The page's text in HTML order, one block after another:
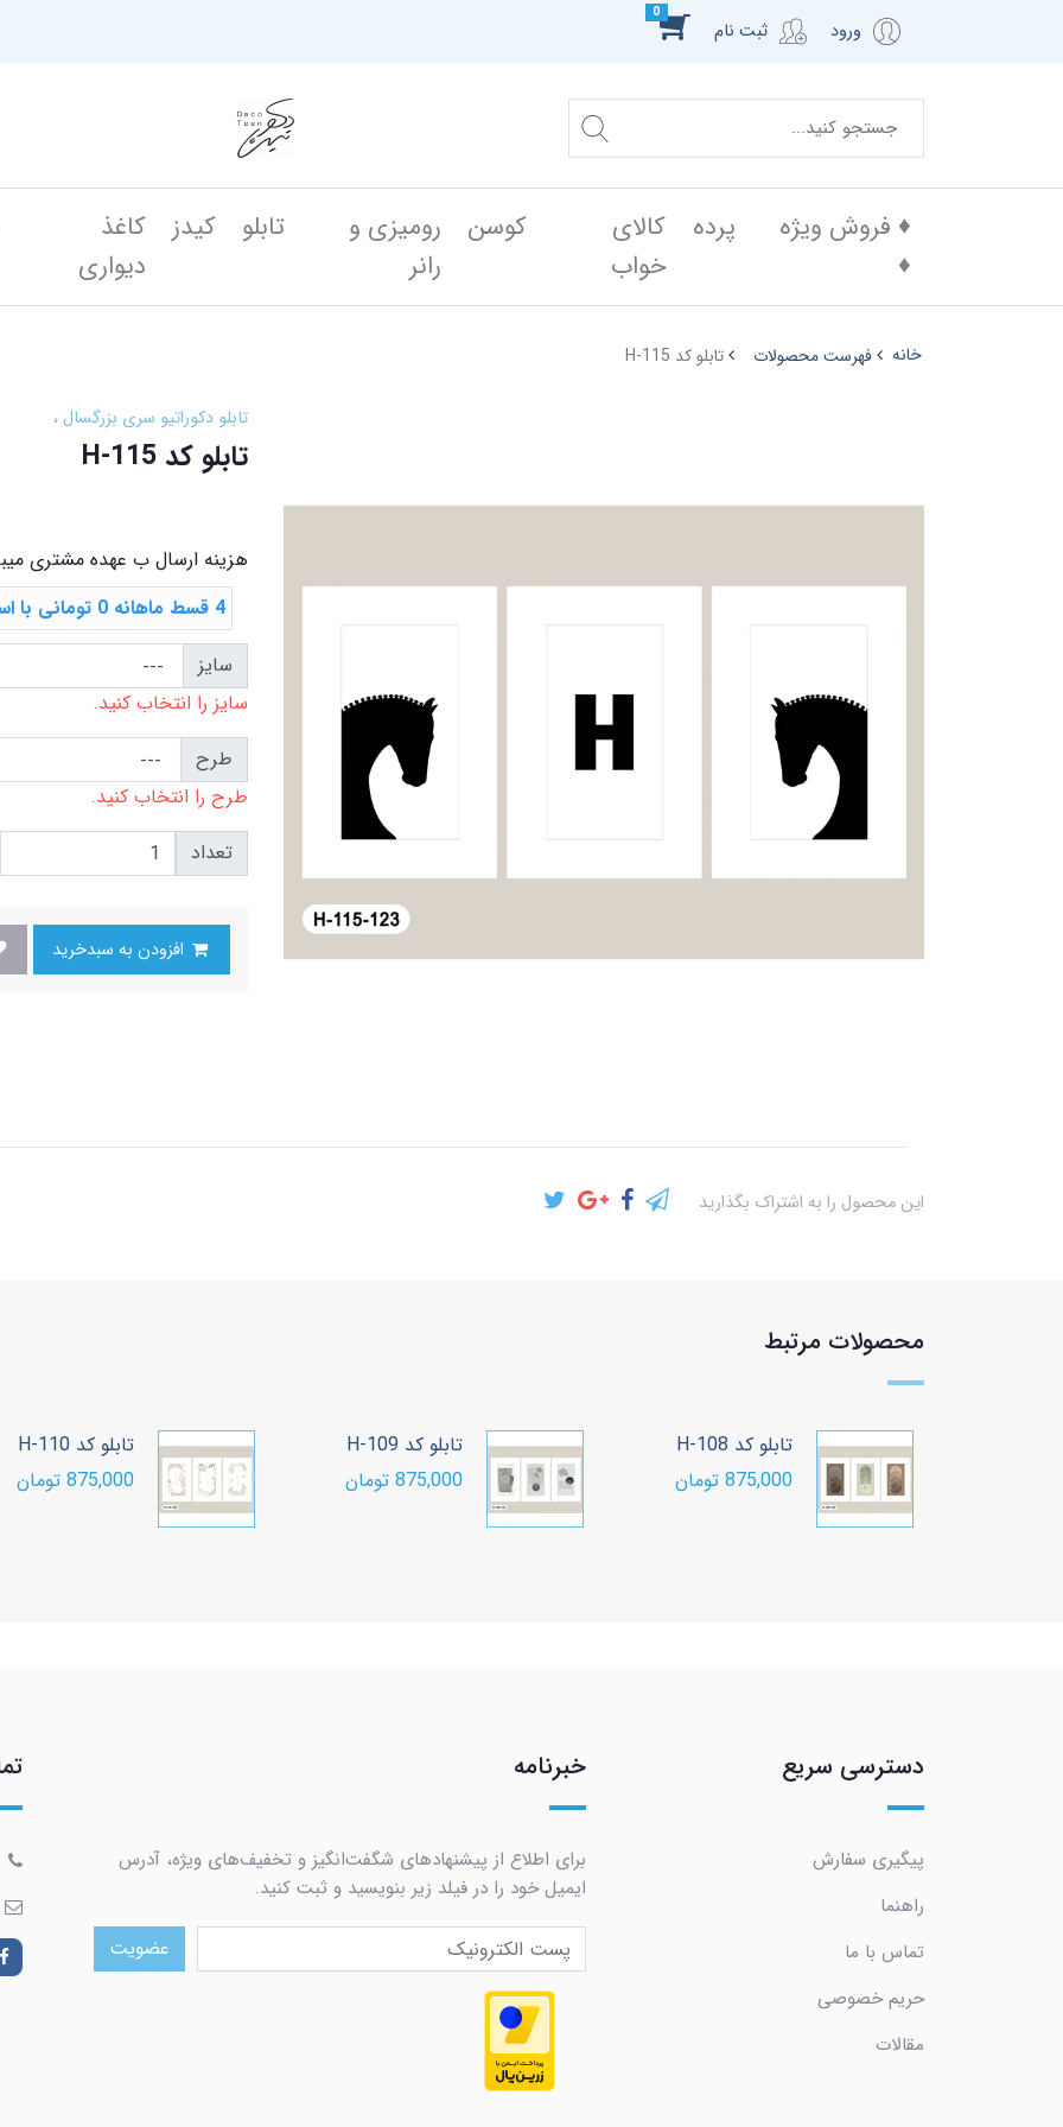
ورود ثبت نام
0
♦️ فروش ویژه
♦️
پرده
کالای
خواب
کوسن
رومیزی و
رانر
تابلو کیدز
کاغذ
دیواری
خانه فهرست محصولات تابلو کد H-115
تابلو دکوراتیو سری بزرگسال
تابلو کد H-115
هزینه ارسال ب عهده مشتری
4 قسط ماهانه 0 تومانی با اسنپ ‌پی
سایز
سایز را انتخاب کنید.
طرح
طرح را انتخاب کنید.
تعداد
این محصول را به اشتراک بگذارید
محصولات مرتبط
تابلو کد H-108
875,000 تومان
تابلو کد H-109
875,000 تومان
تابلو کد H-110
875,000 تومان
دسترسی سریع
پیگیری سفارش
راهنما
تماس با ما
حریم خصوصی
مقالات
خبرنامه
برای اطلاع از پیشنهادهای شگفت‌انگیز و تخفیف‌های ویژه، آدرس
ایمیل خود را در فیلد زیر بنویسید و ثبت کنید.
عضویت